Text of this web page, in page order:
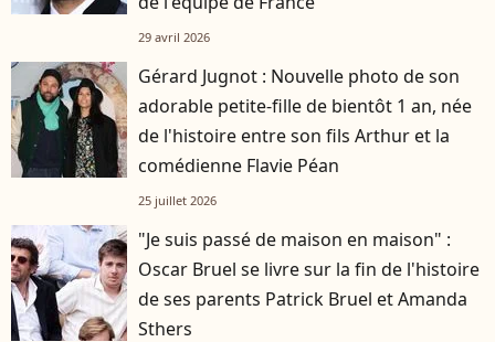
29 avril 2026
Gérard Jugnot : Nouvelle photo de son
adorable petite-fille de bientôt 1 an, née
de l'histoire entre son fils Arthur et la
comédienne Flavie Péan
25 juillet 2026
"Je suis passé de maison en maison" :
Oscar Bruel se livre sur la fin de l'histoire
de ses parents Patrick Bruel et Amanda
Sthers